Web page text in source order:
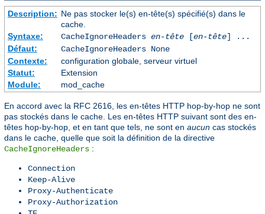
Description: Ne pas stocker le(s) en-tête(s) spécifié(s) dans le
cache.
Syntaxe:
CacheIgnoreHeaders en-tête[en-tête] ...
Défaut:
CacheIgnoreHeaders None
Contexte:
configuration globale, serveur virtuel
Statut:
Extension
Module:
mod_cache
En accord avec la RFC 2616, les en-têtes HTTP hop-by-hop ne sont
pas stockés dans le cache. Les en-têtes HTTP suivant sont des en-
têtes hop-by-hop, et en tant que tels, ne sont en aucun cas stockés
dans le cache, quelle que soit la définition de la directive
CacheIgnoreHeaders :
Connection
Keep-Alive
Proxy-Authenticate
Proxy-Authorization